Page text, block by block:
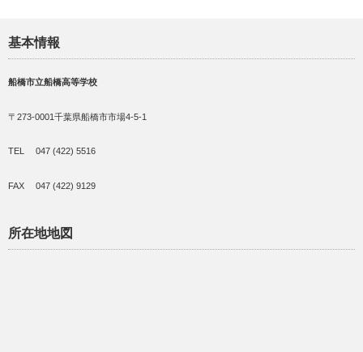
基本情報
船橋市立船橋高等学校
〒273-0001千葉県船橋市市場4-5-1
TEL 047 (422) 5516
FAX 047 (422) 9129
所在地地図